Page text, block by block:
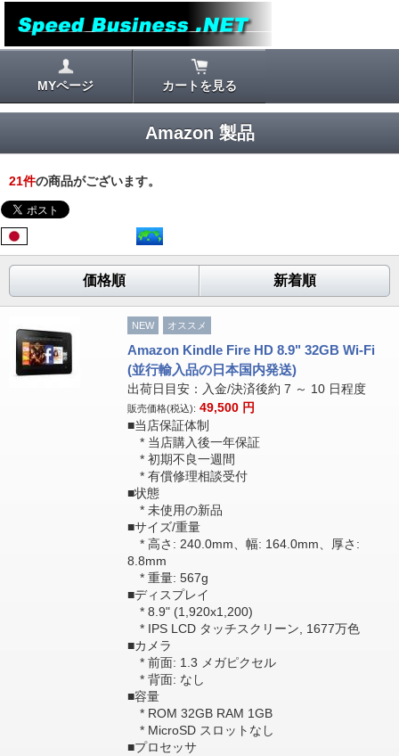
MYページ カートを見る
Amazon 製品
21件の商品がございます。
価格順 新着順
NEW オススメ
Amazon Kindle Fire HD 8.9" 32GB Wi-Fi
(並行輸入品の日本国内発送)
出荷日目安：入金/決済後約 7 ～ 10 日程度
販売価格(税込): 49,500 円
■当店保証体制
* 当店購入後一年保証
* 初期不良一週間
* 有償修理相談受付
■状態
* 未使用の新品
■サイズ/重量
* 高さ: 240.0mm、幅: 164.0mm、厚さ:
8.8mm
* 重量: 567g
■ディスプレイ
* 8.9" (1,920x1,200)
* IPS LCD タッチスクリーン, 1677万色
■カメラ
* 前面: 1.3 メガピクセル
* 背面: なし
■容量
* ROM 32GB RAM 1GB
* MicroSD スロットなし
■プロセッサ